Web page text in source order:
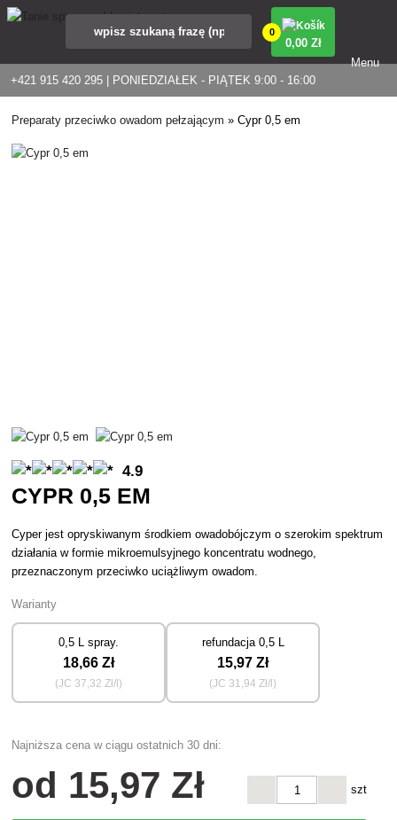
+421 915 420 295 | PONIEDZIAŁEK - PIĄTEK 9:00 - 16:00
0
0,00 Zł
Menu
Preparaty przeciwko owadom pełzającym »Cypr 0,5 em
4.9
CYPR 0,5 EM
Cyper jest opryskiwanym środkiem owadobójczym o szerokim spektrum
działania w formie mikroemulsyjnego koncentratu wodnego,
przeznaczonym przeciwko uciążliwym owadom.
Warianty
0,5 L spray.
18,66 Zł
(JC 37,32 Zł/l)
refundacja 0,5 L
15,97 Zł
(JC 31,94 Zł/l)
Najniższa cena w ciągu ostatnich 30 dni:
od 15,97 Zł szt